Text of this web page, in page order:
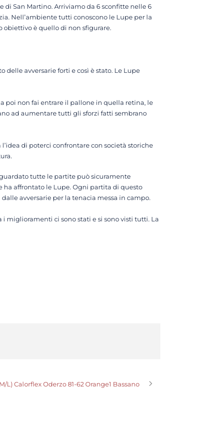
di San Martino. Arriviamo da 6 sconfitte nelle 6
Nell’ambiente tutti conoscono le Lupe per la
obiettivo è quello di non sfigurare.
delle avversarie forti e così è stato. Le Lupe
poi non fai entrare il pallone in quella retina, le
ad aumentare tutti gli sforzi fatti sembrano
di poterci confrontare con società storiche
tutte le partite può sicuramente
ha affrontato le Lupe. Ogni partita di questo
avversarie per la tenacia messa in campo.
ci sono stati e si sono visti tutti. La
L) Calorflex Oderzo 81-62 Orange1 Bassano